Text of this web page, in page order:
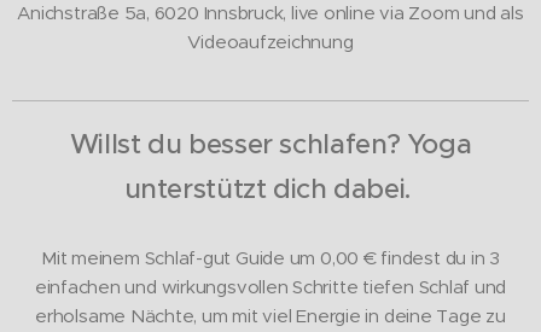
Anichstraße 5a, 6020 Innsbruck, live online via Zoom und als
Videoaufzeichnung
Willst du besser schlafen? Yoga
unterstützt dich dabei.
Mit meinem Schlaf-gut Guide um 0,00 € findest du in 3
einfachen und wirkungsvollen Schritte tiefen Schlaf und
erholsame Nächte, um mit viel Energie in deine Tage zu